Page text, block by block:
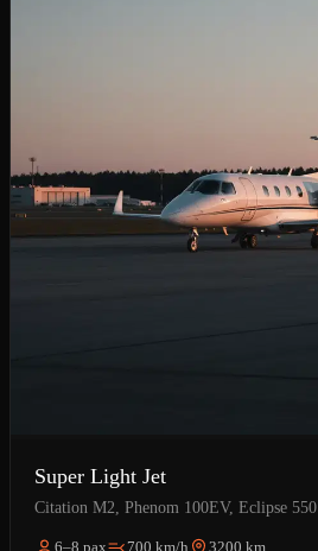
Super Light Jet
Citation M2, Phenom 100EV, Eclipse 550
6–8 pax 700 km/h 3200 km